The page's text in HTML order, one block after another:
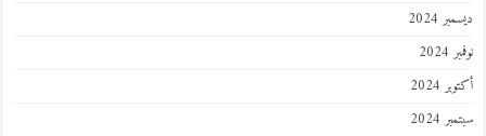
ديسمبر 2024
نوفمبر 2024
أكتوبر 2024
سبتمبر 2024